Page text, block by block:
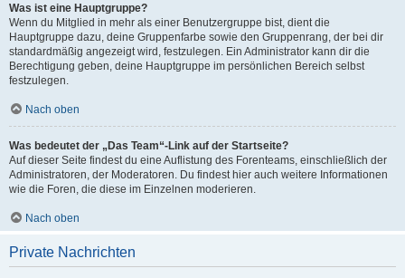
Was ist eine Hauptgruppe?
Wenn du Mitglied in mehr als einer Benutzergruppe bist, dient die
Hauptgruppe dazu, deine Gruppenfarbe sowie den Gruppenrang, der bei dir
standardmäßig angezeigt wird, festzulegen. Ein Administrator kann dir die
Berechtigung geben, deine Hauptgruppe im persönlichen Bereich selbst
festzulegen.
Nach oben
Was bedeutet der „Das Team“-Link auf der Startseite?
Auf dieser Seite findest du eine Auflistung des Forenteams, einschließlich der
Administratoren, der Moderatoren. Du findest hier auch weitere Informationen
wie die Foren, die diese im Einzelnen moderieren.
Nach oben
Private Nachrichten